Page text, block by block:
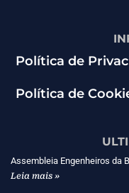
Política de
Política de
Assembleia Engenheiros da
Leia mais »